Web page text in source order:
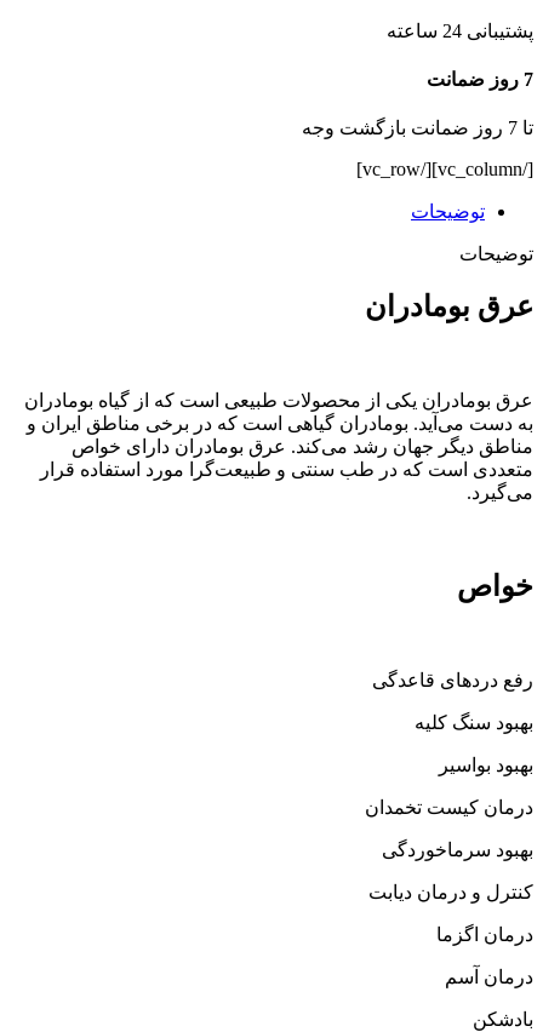
پشتیبانی 24 ساعته
7 روز ضمانت
تا 7 روز ضمانت بازگشت وجه
[/vc_column][/vc_row]
توضیحات
توضیحات
عرق بومادران
عرق بومادران یکی از محصولات طبیعی است که از گیاه بومادران
به دست می‌آید. بومادران گیاهی است که در برخی مناطق ایران و
مناطق دیگر جهان رشد می‌کند. عرق بومادران دارای خواص
متعددی است که در طب سنتی و طبیعت‌گرا مورد استفاده قرار
می‌گیرد.
خواص
رفع دردهای قاعدگی
بهبود سنگ کلیه
بهبود بواسیر
درمان کیست تخمدان
بهبود سرماخوردگی
کنترل و درمان دیابت
درمان اگزما
درمان آسم
بادشکن